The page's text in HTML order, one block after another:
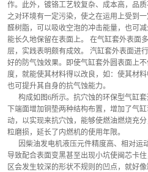
作。此外，镀铬工艺较复杂、成本高，品
之对环境有一定污染，使之在运用上受到
醛树脂，可以吸收空泡的冲击能量，也可
能长久地保留在表面上。 在气缸套外表面
层，实践表明颇有成效。 汽缸套外表面进
好的防气蚀效果。即使气缸套外圆表面上
度，就能使其材料得以改良，如：使其材
也可提升其自身的抗气蚀能力。
构成如图6所示。抗穴蚀的环保型气缸套
下端面增加铜垫两种结构布置，增加了气
动，以实现来抗穴蚀，能够使燃油燃烧充
粒磨损，延长了内燃机的使用年限。
因柴油发电机液压元件精度高、相对运
导致配合表面变黑甚至出现小坑使闽芯卡
区会发生较深的形状不规则的凹点，就好